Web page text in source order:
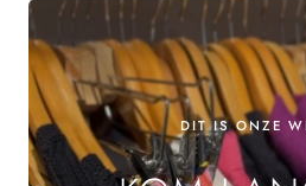
DIT IS ONZE